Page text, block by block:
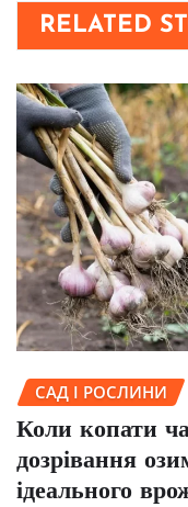
RELATED
САД І РОСЛИНИ
Коли копати
дозрівання
ідеального